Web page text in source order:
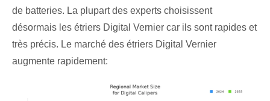
de batteries. La plupart des experts choisissent
désormais les étriers Digital Vernier car ils sont rapides et
très précis. Le marché des étriers Digital Vernier
augmente rapidement: